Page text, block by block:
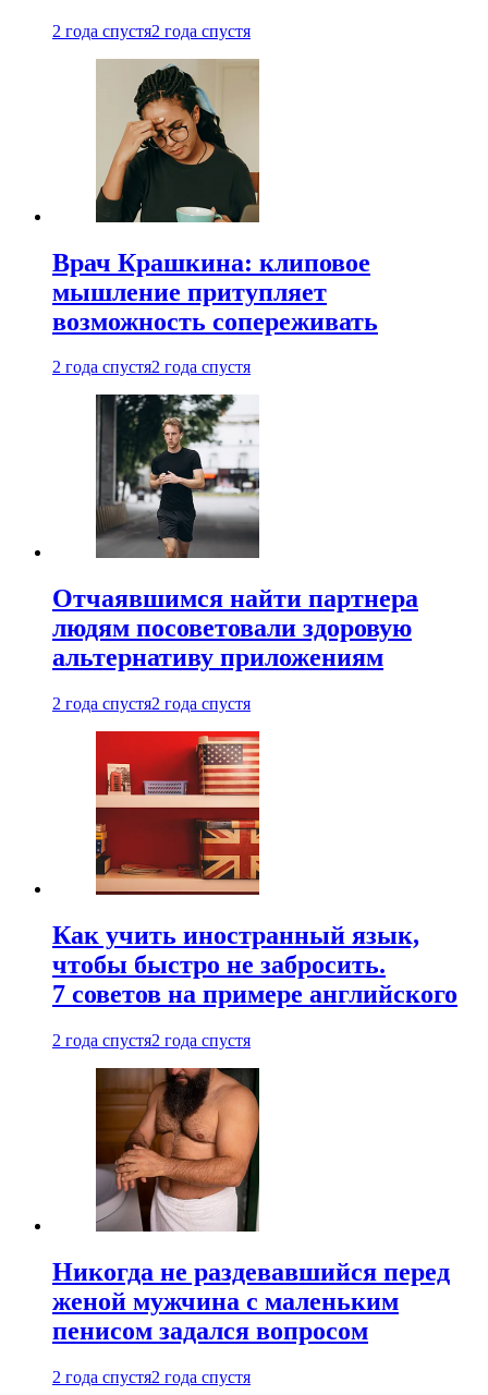
2 года спустя2 года спустя
Врач Крашкина: клиповое
мышление притупляет
возможность сопереживать
2 года спустя2 года спустя
Отчаявшимся найти партнера
людям посоветовали здоровую
альтернативу приложениям
2 года спустя2 года спустя
Как учить иностранный язык,
чтобы быстро не забросить.
7 советов на примере английского
2 года спустя2 года спустя
Никогда не раздевавшийся перед
женой мужчина с маленьким
пенисом задался вопросом
2 года спустя2 года спустя